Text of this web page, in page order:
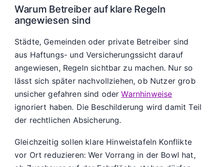
Warum Betreiber auf klare Regeln
angewiesen sind
Städte, Gemeinden oder private Betreiber sind
aus Haftungs- und Versicherungssicht darauf
angewiesen, Regeln sichtbar zu machen. Nur so
lässt sich später nachvollziehen, ob Nutzer grob
unsicher gefahren sind oderWarnhinweise
ignoriert haben. Die Beschilderung wird damit Teil
der rechtlichen Absicherung.
Gleichzeitig sollen klare Hinweistafeln Konflikte
vor Ort reduzieren: Wer Vorrang in der Bowl hat,